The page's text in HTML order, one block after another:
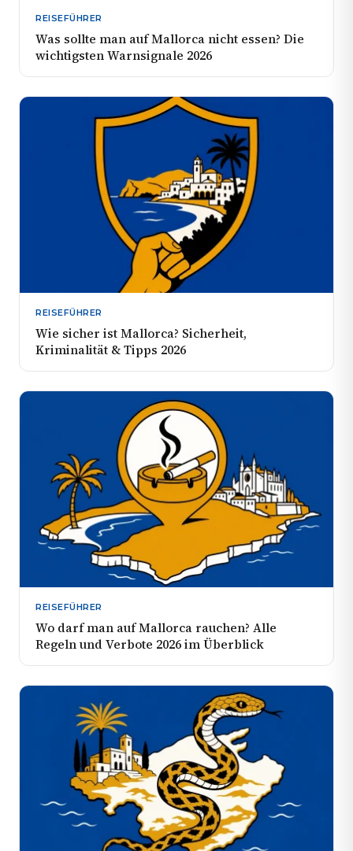
REISEFÜHRER
Was sollte man auf Mallorca nicht essen? Die
wichtigsten Warnsignale 2026
REISEFÜHRER
Wie sicher ist Mallorca? Sicherheit,
Kriminalität & Tipps 2026
REISEFÜHRER
Wo darf man auf Mallorca rauchen? Alle
Regeln und Verbote 2026 im Überblick